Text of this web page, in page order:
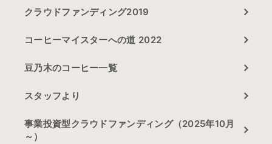
クラウドファンディング2019
コーヒーマイスターへの道 2022
豆乃木のコーヒー一覧
スタッフより
事業投資型クラウドファンディング（2025年10月
～）